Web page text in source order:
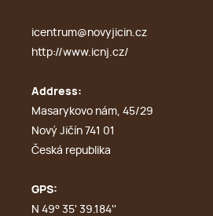
icentrum@novyjicin.cz
http://www.icnj.cz/
Address:
Masarykovo nám, 45/29
Nový Jičín 741 01
Česká republika
GPS:
N 49° 35' 39.184''